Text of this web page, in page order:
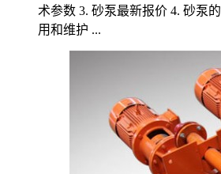
术参数 3. 砂泵最新报价 4. 砂泵
用和维护 ...